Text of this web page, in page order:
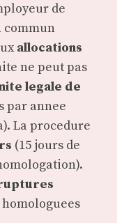
de
commun
allocations
ne peut pas
legale de
par annee
La procedure
(15 jours de